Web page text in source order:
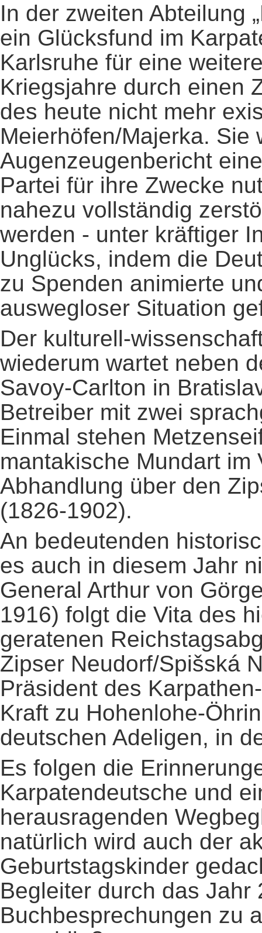
In der zweiten Abteilung
ein Glücksfund im
Karlsruhe für eine
Kriegsjahre durch einen
des heute nicht mehr
Meierhöfen/Majerka. Sie
Augenzeugenbericht
Partei für ihre Zwecke
nahezu vollständig
werden - unter kräftiger
Unglücks, indem die
zu Spenden animierte
auswegloser Situation
Der kulturell-
wiederum wartet neben
Savoy-Carlton in
Betreiber mit zwei
Einmal stehen
mantakische Mundart
Abhandlung über den
(1826-1902).
An bedeutenden
es auch in diesem Jahr
General Arthur von
1916) folgt die Vita des
geratenen
Zipser Neudorf/Spišská
Präsident des
Kraft zu Hohenlohe-
deutschen Adeligen, in
Es folgen die
Karpatendeutsche und
herausragenden
natürlich wird auch der
Geburtstagskinder
Begleiter durch das Jahr
Buchbesprechungen zu